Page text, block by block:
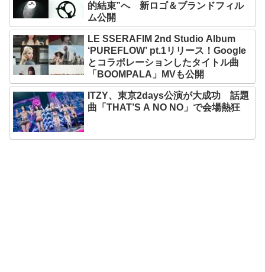
的結束”へ 新ロゴ＆ブランドフィル
ム公開
LE SSERAFIM 2nd Studio Album
‘PUREFLOW’ pt.1リリース！Google
とコラボレーションしたタイトル曲
「BOOMPALA」MVも公開
ITZY、東京2days公演が大成功 話題
曲「THAT’S A NO NO」で会場熱狂